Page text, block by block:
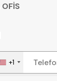
OFİS
+1